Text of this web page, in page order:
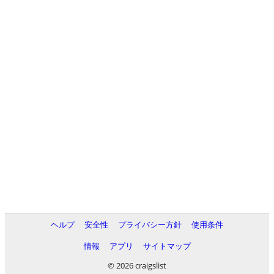
ヘルプ 安全性 プライバシー方針
使用条件
情報
アプリ
サイトマップ
© 2026 craigslist